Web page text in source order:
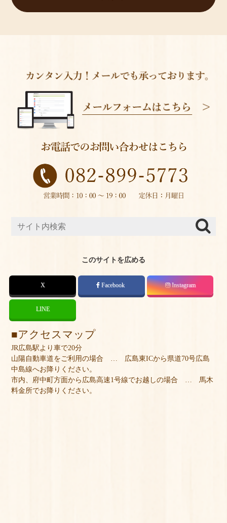
このサイトを広める
X Facebook Instagram
LINE
アクセスマップ
JR広島駅より車で20分
山陽自動車道をご利用の場合 … 広島東ICから県道70号広島
中島線へお降りください。
市内、府中町方面から広島高速1号線でお越しの場合 … 馬木
料金所でお降りください。